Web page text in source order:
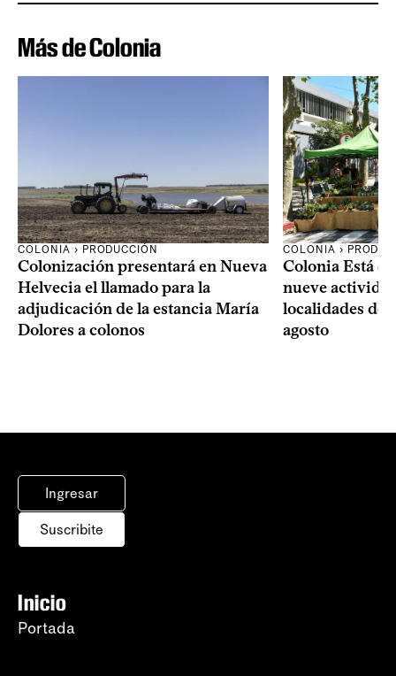
Más de Colonia
COLONIA › PRODUCCIÓN
Colonización presentará en Nueva
Helvecia el llamado para la
adjudicación de la estancia María
Dolores a colonos
COLONIA ›
Colonia Está
nueve
localidades del
agosto
Ingresar
Suscribite
Inicio
Portada